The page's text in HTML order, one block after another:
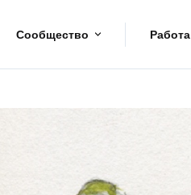
Сообщество Работа